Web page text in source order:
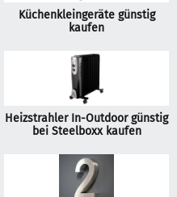
Küchenkleingeräte günstig
kaufen
Heizstrahler In-Outdoor günstig
bei Steelboxx kaufen